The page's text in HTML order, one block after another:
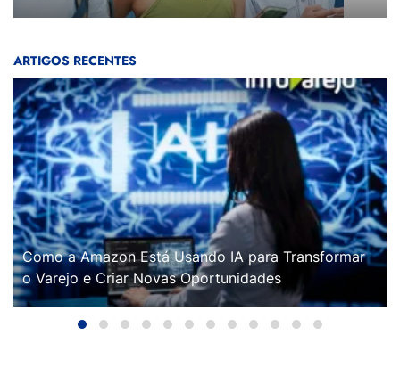
ARTIGOS RECENTES
Como a Amazon Está Usando IA para Transformar
o Varejo e Criar Novas Oportunidades